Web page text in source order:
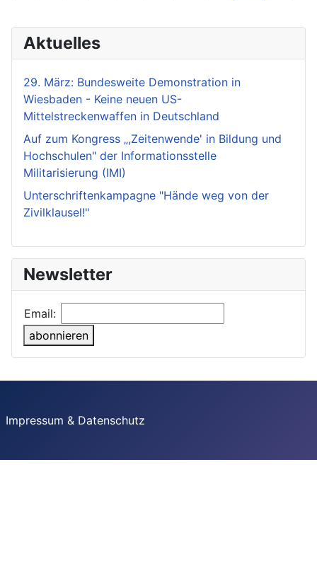
Aktuelles
29. März: Bundesweite Demonstration in
Wiesbaden - Keine neuen US-
Mittelstreckenwaffen in Deutschland
Auf zum Kongress „,Zeitenwende' in Bildung und
Hochschulen" der Informationsstelle
Militarisierung (IMI)
Unterschriftenkampagne "Hände weg von der
Zivilklausel!"
Newsletter
Email:
abonnieren
Impressum & Datenschutz